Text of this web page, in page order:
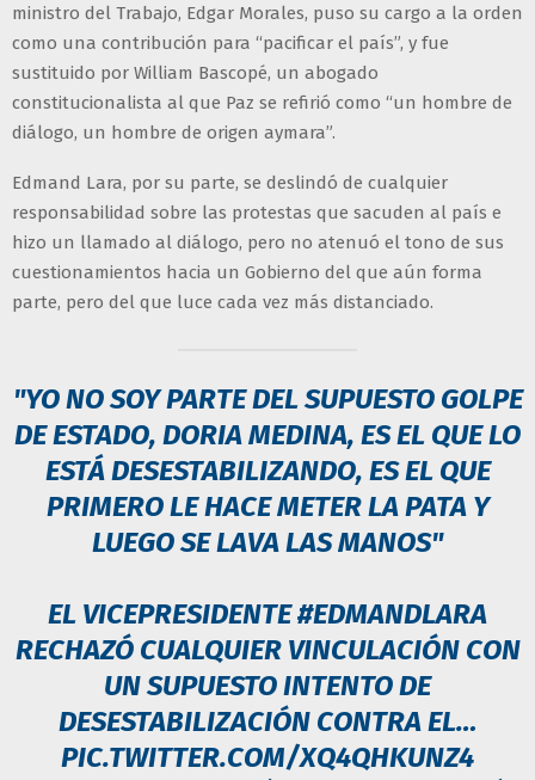
ministro del Trabajo, Edgar Morales, puso su cargo a la orden
como una contribución para “pacificar el país”, y fue
sustituido por William Bascopé, un abogado
constitucionalista al que Paz se refirió como “un hombre de
diálogo, un hombre de origen aymara”.
Edmand Lara, por su parte, se deslindó de cualquier
responsabilidad sobre las protestas que sacuden al país e
hizo un llamado al diálogo, pero no atenuó el tono de sus
cuestionamientos hacia un Gobierno del que aún forma
parte, pero del que luce cada vez más distanciado.
"YO NO SOY PARTE DEL SUPUESTO GOLPE
DE ESTADO, DORIA MEDINA, ES EL QUE LO
ESTÁ DESESTABILIZANDO, ES EL QUE
PRIMERO LE HACE METER LA PATA Y
LUEGO SE LAVA LAS MANOS"
EL VICEPRESIDENTE#EDMANDLARA
RECHAZÓ CUALQUIER VINCULACIÓN CON
UN SUPUESTO INTENTO DE
DESESTABILIZACIÓN CONTRA EL…
PIC.TWITTER.COM/XQ4QHKUNZ4